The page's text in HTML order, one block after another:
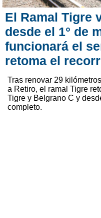
El Ramal Tigre
desde el 1° de
funcionará el
retoma el
Tras renovar 29
a Retiro, el ramal Tigre
Tigre y Belgrano C y
completo.